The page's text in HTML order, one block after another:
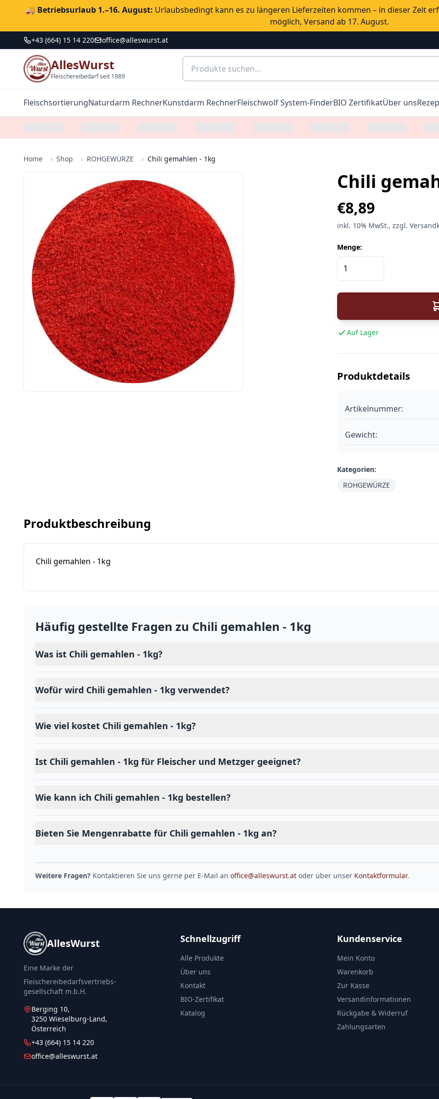
🚚 Betriebsurlaub 1.–16. August: Urlaubsbedingt kann es zu längeren Lieferzeiten kommen – in dieser Zeit
möglich, Versand ab 17. August.
+43 (664) 15 14 220 office@alleswurst.at
AllesWurst
Fleischereibedarf seit 1989
FleischsortierungNaturdarm RechnerKunstdarm RechnerFleischwolf System-FinderBIO ZertifikatÜber uns
Home › Shop › ROHGEWÜRZE › Chili gemahlen - 1kg
Chili
€8,89
inkl. 10% MwSt., zzgl.
Menge:
Auf Lager
Produktdetails
Artikelnummer:
Gewicht:
Kategorien:
ROHGEWÜRZE
Produktbeschreibung
Chili gemahlen - 1kg
Häufig gestellte Fragen zu Chili gemahlen - 1kg
Was ist Chili gemahlen - 1kg?
Wofür wird Chili gemahlen - 1kg verwendet?
Wie viel kostet Chili gemahlen - 1kg?
Ist Chili gemahlen - 1kg für Fleischer und Metzger geeignet?
Wie kann ich Chili gemahlen - 1kg bestellen?
Bieten Sie Mengenrabatte für Chili gemahlen - 1kg an?
Weitere Fragen? Kontaktieren Sie uns gerne per E-Mail an office@alleswurst.at oder über unser Kontaktformular.
AllesWurst
Eine Marke der
Fleischereibedarfsvertriebs-
gesellschaft m.b.H.
Berging 10,
3250 Wieselburg-Land,
Österreich
+43 (664) 15 14 220
office@alleswurst.at
Schnellzugriff
Alle Produkte
Über uns
Kontakt
BIO-Zertifikat
Katalog
Kundenservice
Mein Konto
Warenkorb
Zur Kasse
Versandinformationen
Rückgabe & Widerruf
Zahlungsarten